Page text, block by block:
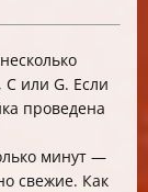
или G. Если
проведена
минут —
свежие. Как